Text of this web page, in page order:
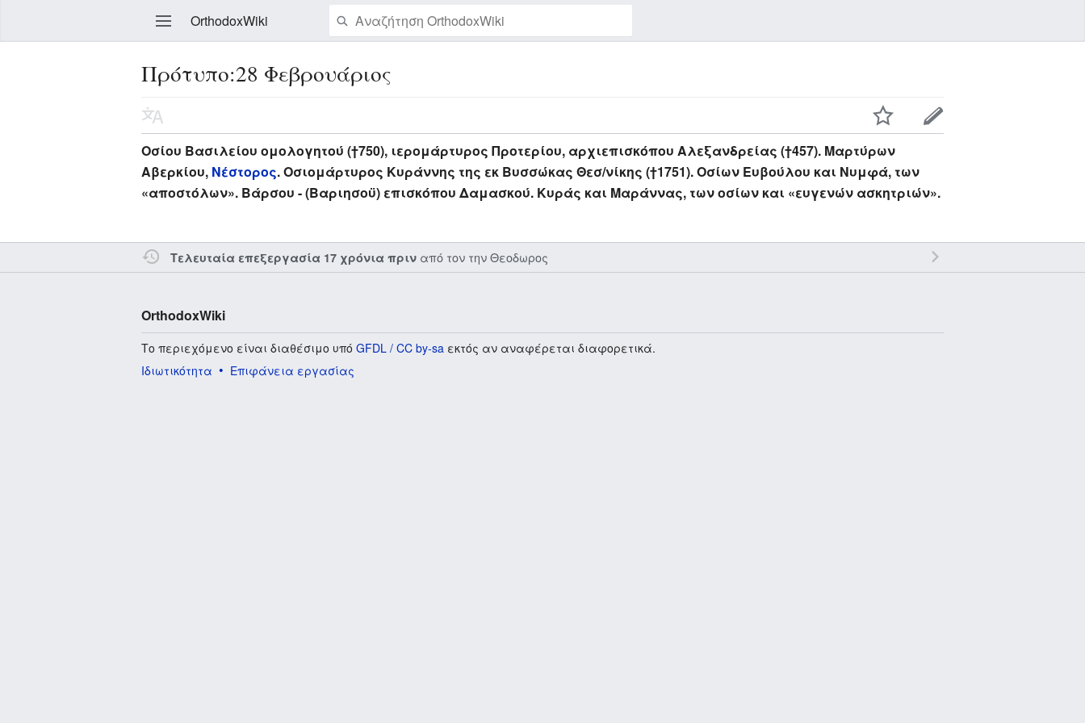
OrthodoxWiki
Επεξεργασία
Πρότυπο:28 Φεβρουάριος
Οσίου Βασιλείου ομολογητού (†750), ιερομάρτυρος Προτερίου, αρχιεπισκόπου Αλεξανδρείας (†457). Μαρτύρων
Αβερκίου, Νέστορος. Οσιομάρτυρος Κυράννης της εκ Βυσσώκας Θεσ/νίκης (†1751). Οσίων Ευβούλου και Νυμφά, των
«αποστόλων». Βάρσου - (Βαριησοϋ) επισκόπου Δαμασκού. Κυράς και Μαράννας, των οσίων και «ευγενών ασκητριών».
Τελευταία επεξεργασία 17 χρόνια πριν από τον τηνΘεοδωρος
OrthodoxWiki
Το περιεχόμενο είναι διαθέσιμο υπόGFDL / CC by-sa εκτός αν αναφέρεται διαφορετικά.
Ιδιωτικότητα
Επιφάνεια εργασίας